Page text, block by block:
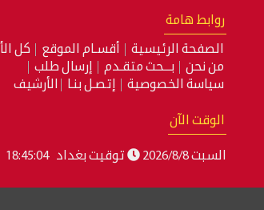
روابط هامة
الصفحة الرئيسية أقسـام الموقع
كل
من نحن
بـــحث متقـدم
إرسال طلب
سياسة الخصوصية
إتصـل بنـا الأرشيف
الوقت الآن
السبت 2026/8/8 توقيت بغداد 18:45:05